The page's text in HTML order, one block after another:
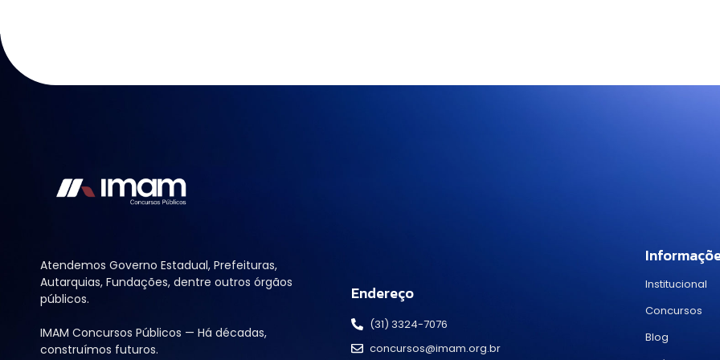
Atendemos Governo Estadual, Prefeituras,
Autarquias, Fundações, dentre outros órgãos
públicos.
IMAM Concursos Públicos — Há décadas,
construímos futuros.
Endereço
(31) 3324-7076
concursos@imam.org.br
Institucional
Concursos
Blog